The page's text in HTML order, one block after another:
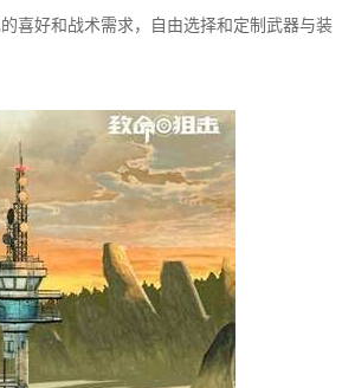
喜好和战术需求，自由选择和定制武器与装